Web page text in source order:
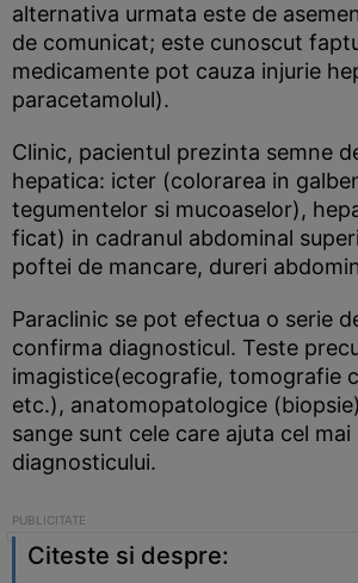
alternativa urmata este de
de comunicat; este cunoscut
medicamente pot cauza injurie
paracetamolul).
Clinic, pacientul prezinta semne
hepatica: icter (colorarea in
tegumentelor si mucoaselor),
ficat) in cadranul abdominal
poftei de mancare, dureri
Paraclinic se pot efectua o serie
confirma diagnosticul. Teste
imagistice(ecografie, tomografie
etc.), anatomopatologice
sange sunt cele care ajuta cel
diagnosticului.
Citeste si despre: